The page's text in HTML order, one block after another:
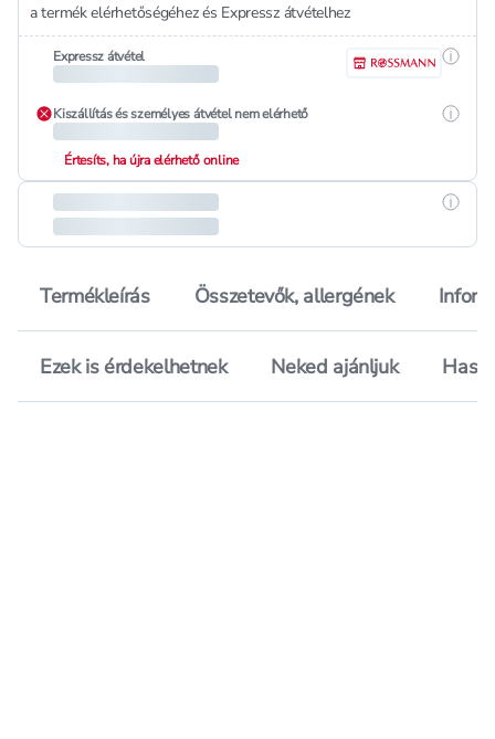
a termék elérhetőségéhez és Expressz átvételhez
Expressz átvétel
Kiszállítás és személyes átvétel nem elérhető
Értesíts, ha újra elérhető online
Termékleírás Összetevők, allergének
Ezek is érdekelhetnek Neked ajánljuk